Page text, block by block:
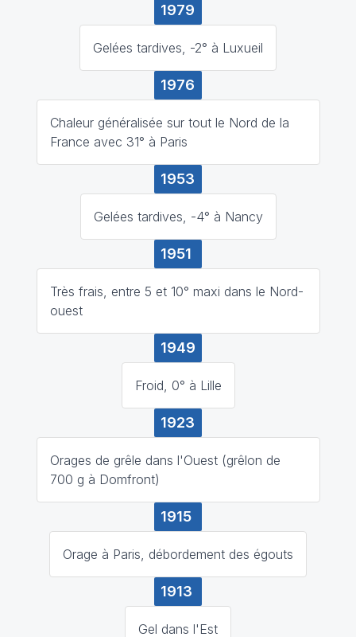
1979
Gelées tardives, -2° à Luxueil
1976
Chaleur généralisée sur tout le Nord de la
France avec 31° à Paris
1953
Gelées tardives, -4° à Nancy
1951
Très frais, entre 5 et 10° maxi dans le Nord-
ouest
1949
Froid, 0° à Lille
1923
Orages de grêle dans l'Ouest (grêlon de
700 g à Domfront)
1915
Orage à Paris, débordement des égouts
1913
Gel dans l'Est